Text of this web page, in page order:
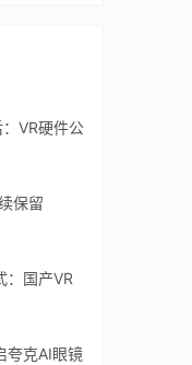
VR硬件公
保留
：国产VR
夸克AI眼镜